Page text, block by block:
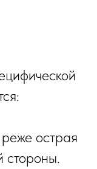
острая
стороны.